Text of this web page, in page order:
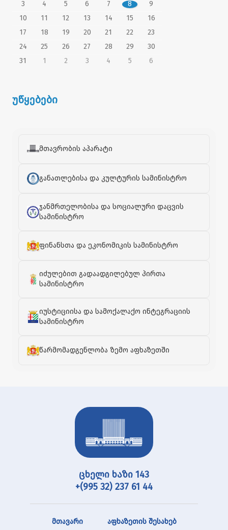
3
4 5 6 7 8
9
10
11 12 13 14 15
16
17
18 19 20 21 22
23
24
25 26 27 28 29
30
31
1 2 3 4 5 6
უწყებები
მთავრობის აპარატი
განათლებისა და კულტურის სამინისტრო
ჯანმრთელობისა და სოციალური დაცვის
სამინისტრო
ფინანსთა და ეკონომიკის სამინისტრო
იძულებით გადაადგილებულ პირთა
სამინისტრო
იუსტიციისა და სამოქალაქო ინტეგრაციის
სამინისტრო
წარმომადგენლობა ზემო აფხაზეთში
ცხელი ხაზი 143
+(995 32) 237 61 44
მთავარი აფხაზეთის შესახებ